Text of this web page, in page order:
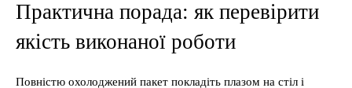
Практична порада: як перевірити
якість виконаної роботи
Повністю охолоджений пакет покладіть плазом на стіл і